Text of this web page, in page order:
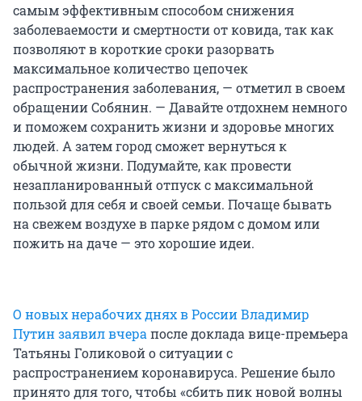
самым эффективным способом снижения
заболеваемости и смертности от ковида, так как
позволяют в короткие сроки разорвать
максимальное количество цепочек
распространения заболевания, — отметил в своем
обращении Собянин. — Давайте отдохнем немного
и поможем сохранить жизни и здоровье многих
людей. А затем город сможет вернуться к
обычной жизни. Подумайте, как провести
незапланированный отпуск с максимальной
пользой для себя и своей семьи. Почаще бывать
на свежем воздухе в парке рядом с домом или
пожить на даче — это хорошие идеи.
О новых нерабочих днях в России Владимир
Путин заявил вчера после доклада вице-премьера
Татьяны Голиковой о ситуации с
распространением коронавируса. Решение было
принято для того, чтобы «сбить пик новой волны